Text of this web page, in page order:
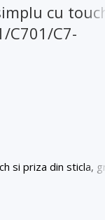
cu
C701/C7-